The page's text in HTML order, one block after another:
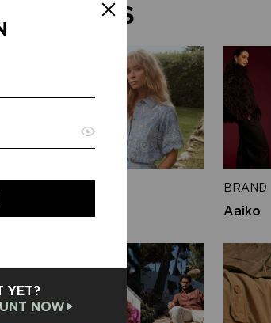
Forgot your login
address of your account
Email address
SEND
YET?
NOW
BRAND
Aaiko